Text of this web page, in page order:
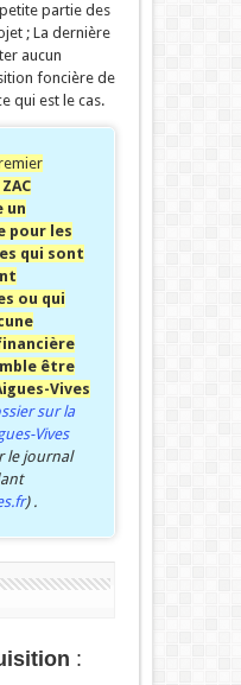
partie des
; La dernière
aucun
foncière de
qui est le cas.
un
pour les
qui sont
ou qui
être
Vives
sur la
Vives
le journal
) .
: